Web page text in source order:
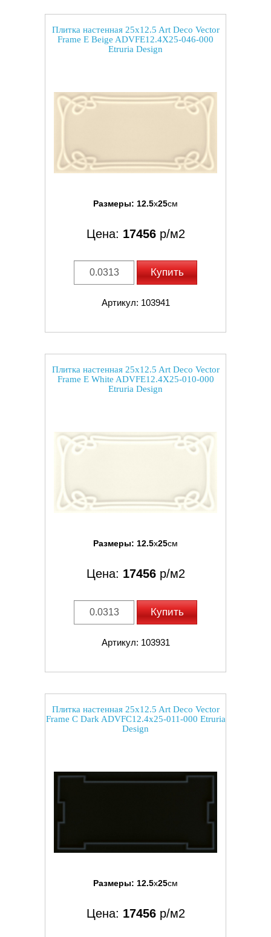
Плитка настенная 25x12.5 Art Deco Vector
Frame E Beige ADVFE12.4X25-046-000
Etruria Design
Размеры: 12.5x25см
Цена: 17456р/м2
Купить
Артикул: 103941
Плитка настенная 25x12.5 Art Deco Vector
Frame E White ADVFE12.4X25-010-000
Etruria Design
Размеры: 12.5x25см
Цена: 17456р/м2
Купить
Артикул: 103931
Плитка настенная 25x12.5 Art Deco Vector
Frame C Dark ADVFC12.4x25-011-000 Etruria
Design
Размеры: 12.5x25см
Цена: 17456р/м2